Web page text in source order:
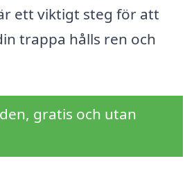
ett viktigt steg för att
trappa hålls ren och
gratis och utan